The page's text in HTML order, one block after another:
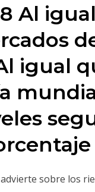
Al
igual
advierte sobre los